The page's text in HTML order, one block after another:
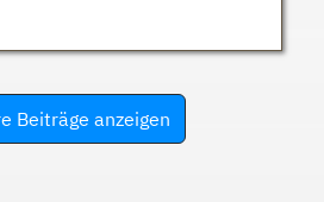
Beiträge anzeigen